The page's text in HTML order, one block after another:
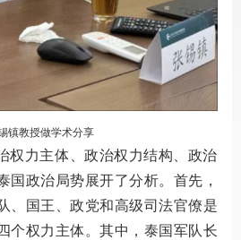
镇教授做学术分享
权力主体、政治权力结构、政治
国政治局势展开了分析。首先，
、国王、政党和高级司法官僚是
个权力主体。其中，泰国军队长